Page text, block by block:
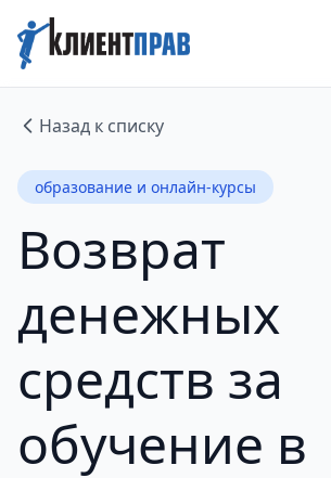
Назад к списку
образование и онлайн-курсы
Возврат
денежных
средств за
обучение в